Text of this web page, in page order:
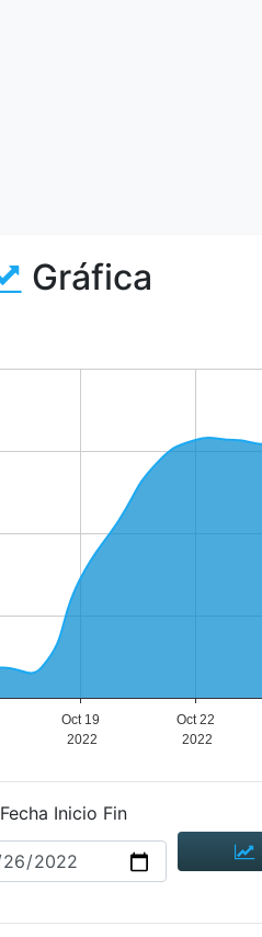
Gráfica
Fecha Inicio Fin